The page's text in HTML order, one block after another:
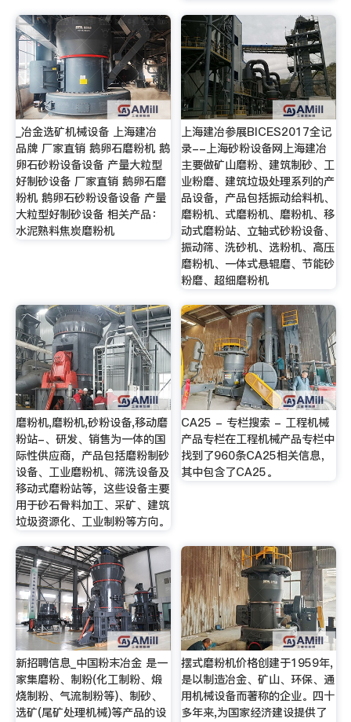
_冶金选矿机械设备 上海建冶
品牌 厂家直销 鹅卵石磨粉机 鹅
卵石砂粉设备设备 产量大粒型
好制砂设备 厂家直销 鹅卵石磨
粉机 鹅卵石砂粉设备设备 产量
大粒型好制砂设备 相关产品：
水泥熟料焦炭磨粉机
上海建冶参展BICES2017全记
录--上海砂粉设备网上海建冶
主要做矿山磨粉、建筑制砂、工
业粉磨、建筑垃圾处理系列的产
品设备，产品包括振动给料机、
磨粉机、式磨粉机、磨粉机、移
动式磨粉站、立轴式砂粉设备、
振动筛、洗砂机、选粉机、高压
磨粉机、一体式悬辊磨、节能砂
粉磨、超细磨粉机
磨粉机,磨粉机,砂粉设备,移动磨
粉站-、研发、销售为一体的国
际性供应商，产品包括磨粉制砂
设备、工业磨粉机、筛洗设备及
移动式磨粉站等，这些设备主要
用于砂石骨料加工、采矿、建筑
垃圾资源化、工业制粉等方向。
CA25 - 专栏搜索 - 工程机械
产品专栏在工程机械产品专栏中
找到了960条CA25相关信息，
其中包含了CA25。
新招聘信息_中国粉末冶金 是一
家集磨粉、制粉(化工制粉、煅
烧制粉、气流制粉等)、制砂、
选矿(尾矿处理机械)等产品的设
摆式磨粉机价格创建于1959年,
是以制造冶金、矿山、环保、通
用机械设备而著称的企业。四十
多年来,为国家经济建设提供了